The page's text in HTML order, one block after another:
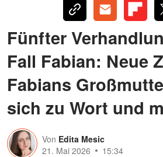
Fünfter
Fall Fabian: Neue
Fabians
sich zu Wort und
Von Edita Mesic
21. Mai 2026
15:34